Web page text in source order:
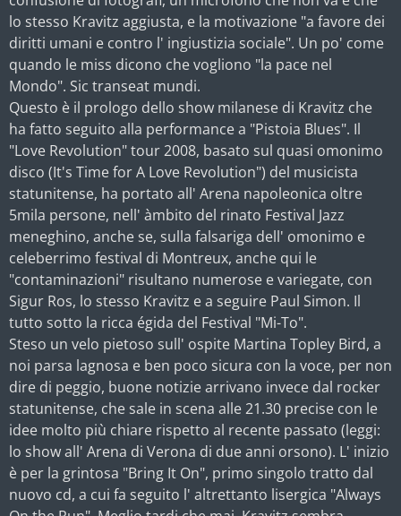
lo stesso Kravitz aggiusta, e la motivazione "a favore dei
diritti umani e contro l' ingiustizia sociale". Un po' come
quando le miss dicono che vogliono "la pace nel
Mondo". Sic transeat mundi.
Questo è il prologo dello show milanese di Kravitz che
ha fatto seguito alla performance a "Pistoia Blues". Il
"Love Revolution" tour 2008, basato sul quasi omonimo
disco (It's Time for A Love Revolution") del musicista
statunitense, ha portato all' Arena napoleonica oltre
5mila persone, nell' àmbito del rinato Festival Jazz
meneghino, anche se, sulla falsariga dell' omonimo e
celeberrimo festival di Montreux, anche qui le
"contaminazioni" risultano numerose e variegate, con
Sigur Ros, lo stesso Kravitz e a seguire Paul Simon. Il
tutto sotto la ricca égida del Festival "Mi-To".
Steso un velo pietoso sull' ospite Martina Topley Bird, a
noi parsa lagnosa e ben poco sicura con la voce, per non
dire di peggio, buone notizie arrivano invece dal rocker
statunitense, che sale in scena alle 21.30 precise con le
idee molto più chiare rispetto al recente passato (leggi:
lo show all' Arena di Verona di due anni orsono). L' inizio
è per la grintosa "Bring It On", primo singolo tratto dal
nuovo cd, a cui fa seguito l' altrettanto lisergica "Always